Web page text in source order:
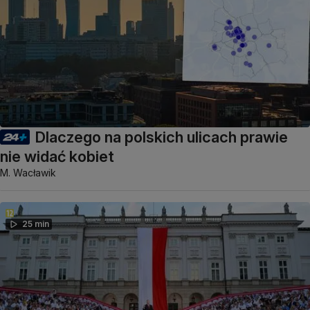
Dlaczego na polskich ulicach prawie
nie widać kobiet
M. Wacławik
25 min